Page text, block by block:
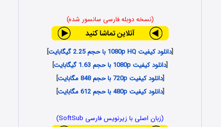
(نسخه دوبله فارسی سانسور شده)
[دانلود کیفیت 1080p HQ با حجم 2.25 گیگابایت
]
[دانلود کیفیت 1080p با حجم 1.63 گیگابایت
]
[دانلود کیفیت 720p با حجم 848 مگابایت
]
[دانلود کیفیت 480p با حجم 612 مگابایت ]
(زبان اصلی با زیرنویس فارسی SoftSub)